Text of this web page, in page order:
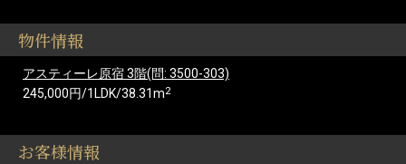
物件情報
アスティーレ原宿 3階(問: 3500-303)
245,000円/1LDK/38.31m2
お客様情報